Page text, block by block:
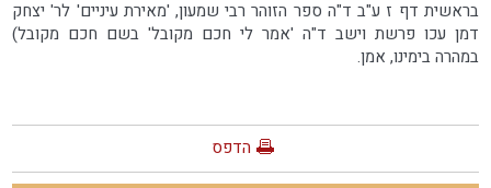
בראשית דף ז ע"ב ד"ה ספר הזוהר רבי שמעון, 'מאירת עיניים' לר' יצחק
דמן עכו פרשת וישב ד"ה 'אמר לי חכם מקובל' בשם חכם מקובל)
במהרה בימינו, אמן.
הדפס